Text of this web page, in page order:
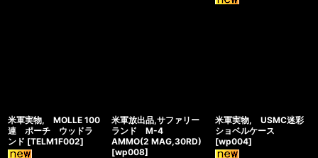
米軍実物, MOLLE 100
連 ポーチ ウッドラ
ンド [TELM1F002]
米軍放出品,サファリー
ランド M-4
AMMO(2 MAG,30RD)
[wp008]
米軍実物, USMC迷彩
ショベルケース
[wp004]